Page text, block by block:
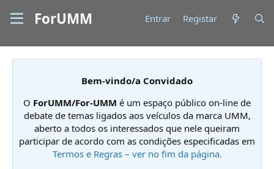
ForUMM Entrar Registar
Bem-vindo/a Convidado
O ForUMM/For-UMM é um espaço público on-line de
debate de temas ligados aos veículos da marca UMM,
aberto a todos os interessados que nele queiram
participar de acordo com as condições especificadas em
Termos e Regras – ver no fim da página.